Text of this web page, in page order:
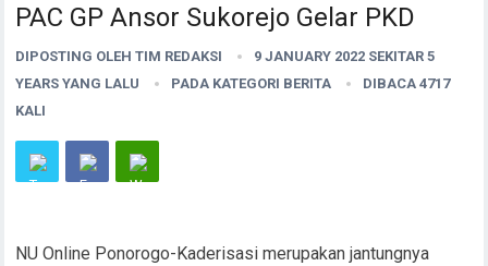
PAC GP Ansor Sukorejo Gelar PKD
DIPOSTING OLEHTIM REDAKSI
9 JANUARY 2022 SEKITAR 5
YEARS YANG LALU
PADA KATEGORI BERITA
DIBACA 4717
KALI
NU Online Ponorogo-Kaderisasi merupakan jantungnya